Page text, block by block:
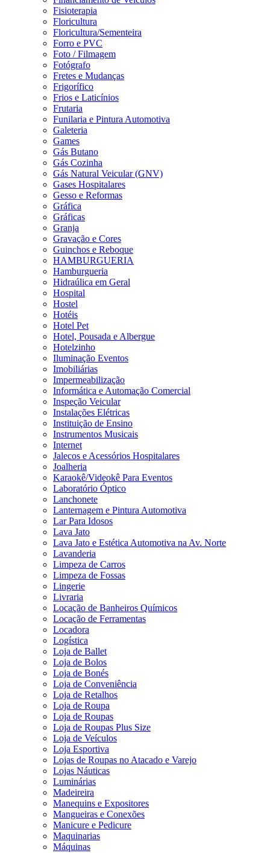
Fisioterapia
Floricultura
Floricultura/Sementeira
Forro e PVC
Foto / Filmagem
Fotógrafo
Fretes e Mudanças
Frigorífico
Frios e Laticínios
Frutaria
Funilaria e Pintura Automotiva
Galeteria
Games
Gás Butano
Gás Cozinha
Gás Natural Veicular (GNV)
Gases Hospitalares
Gesso e Reformas
Gráfica
Gráficas
Granja
Gravação e Cores
Guinchos e Reboque
HAMBURGUERIA
Hamburgueria
Hidraúlica em Geral
Hospital
Hostel
Hotéis
Hotel Pet
Hotel, Pousada e Albergue
Hotelzinho
Iluminação Eventos
Imobiliárias
Impermeabilização
Informática e Automação Comercial
Inspeção Veicular
Instalações Elétricas
Instituição de Ensino
Instrumentos Musicais
Internet
Jalecos e Acessórios Hospitalares
Joalheria
Karaokê/Videokê Para Eventos
Laboratório Óptico
Lanchonete
Lanternagem e Pintura Automotiva
Lar Para Idosos
Lava Jato
Lava Jato e Estética Automotiva na Av. Norte
Lavanderia
Limpeza de Carros
Limpeza de Fossas
Lingerie
Livraria
Locação de Banheiros Químicos
Locação de Ferramentas
Locadora
Logística
Loja de Ballet
Loja de Bolos
Loja de Bonés
Loja de Conveniência
Loja de Retalhos
Loja de Roupa
Loja de Roupas
Loja de Roupas Plus Size
Loja de Veículos
Loja Esportiva
Lojas de Roupas no Atacado e Varejo
Lojas Náuticas
Luminárias
Madeireira
Manequins e Expositores
Mangueiras e Conexões
Manicure e Pedicure
Maquinarias
Máquinas